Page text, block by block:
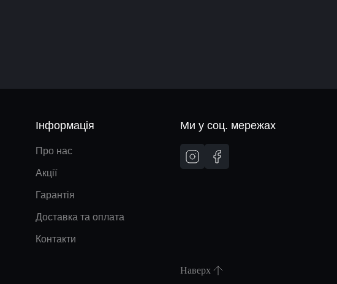
Інформація
Про нас
Акції
Гарантія
Доставка та оплата
Контакти
Ми у соц. мережах
Наверх